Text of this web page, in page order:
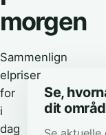
morgen
Sammenlign
elpriser
for
i
dag
Se,
dit